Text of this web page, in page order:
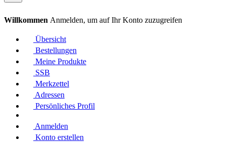
Willkommen Anmelden, um auf Ihr Konto zuzugreifen
Übersicht
Bestellungen
Meine Produkte
SSB
Merkzettel
Adressen
Persönliches Profil
Anmelden
Konto erstellen